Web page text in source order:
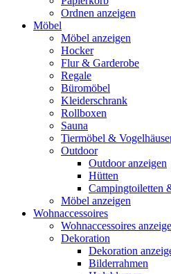
Ordnen anzeigen
Möbel
Möbel anzeigen
Hocker
Flur & Garderobe
Regale
Büromöbel
Kleiderschrank
Rollboxen
Sauna
Tiermöbel &
Outdoor
Outdoor anzeigen
Hütten
Campingtoiletten
Möbel anzeigen
Wohnaccessoires
Wohnaccessoires
Dekoration
Dekoration
Bilderrahmen